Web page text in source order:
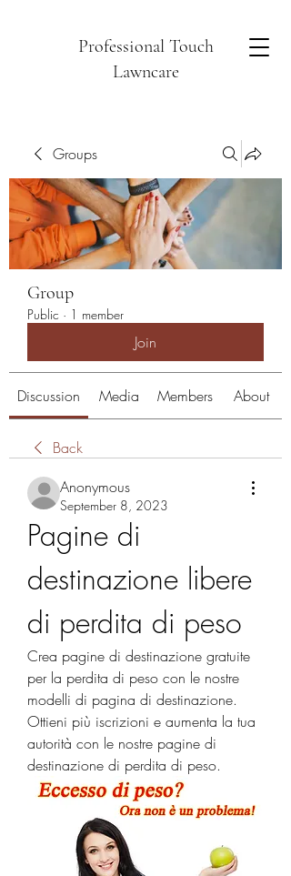
Professional Touch
Lawncare
Groups
Group
Public · 1 member
Join
Discussion Media Members About
Back
Anonymous
September 8, 2023
Pagine di
destinazione libere
di perdita di peso
Crea pagine di destinazione gratuite
per la perdita di peso con le nostre
modelli di pagina di destinazione.
Ottieni più iscrizioni e aumenta la tua
autorità con le nostre pagine di
destinazione di perdita di peso.